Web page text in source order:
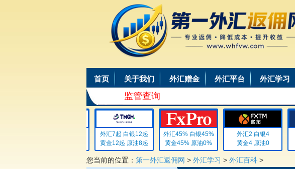
首页 关于我们 外汇赠金 外汇平台 外汇学习
监管查询
外汇7起 白银12起
黄金12起 原油8起
外汇45% 白银45%
黄金45% 原油0%
外汇2 白银4
黄金4 原油0
您当前的位置： 第一外汇返佣网 > 外汇学习 > 外汇百科 >